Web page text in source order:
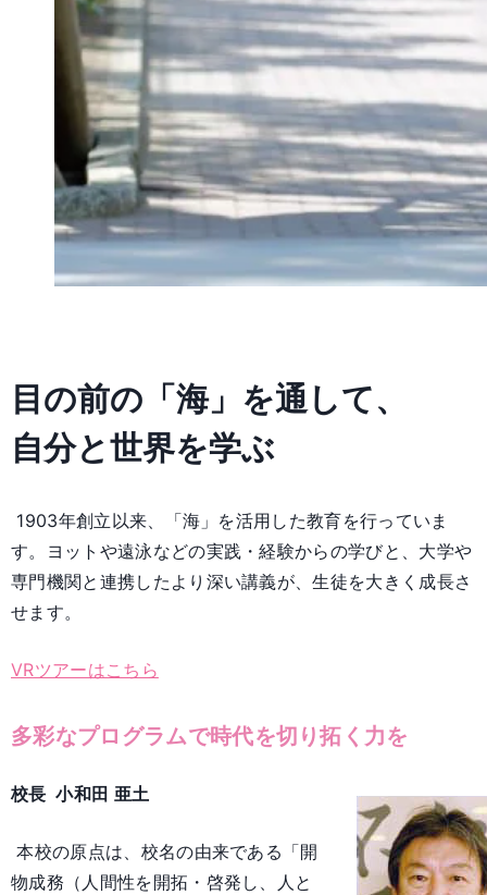
目の前の「海」を通して、
自分と世界を学ぶ
1903年創立以来、「海」を活用した教育を行っていま
す。ヨットや遠泳などの実践・経験からの学びと、大学や
専門機関と連携したより深い講義が、生徒を大きく成長さ
せます。
VRツアーはこちら
多彩なプログラムで時代を切り拓く力を
校長 小和田 亜土
本校の原点は、校名の由来である「開
物成務（人間性を開拓・啓発し、人と